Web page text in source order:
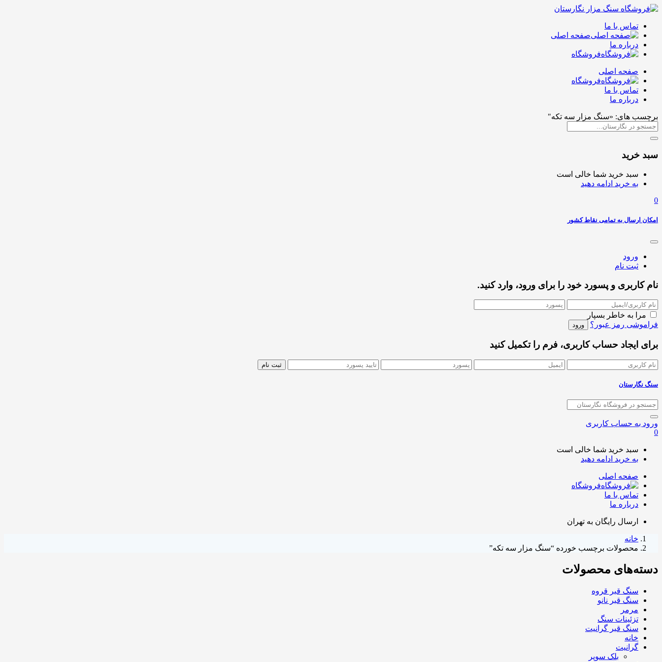
تماس با ما
صفحه اصلی
درباره ما
فروشگاه
صفحه اصلی
فروشگاه
تماس با ما
درباره ما
برچسب های: «سنگ مزار سه تکه"
سبد خرید
سبد خرید شما خالی است
به خرید ادامه دهید
0
امکان ارسال به تمامی نقاط کشور
ورود
ثبت نام
نام کاربری و پسورد خود را برای ورود، وارد کنید.
مرا به خاطر بسپار
فراموشی رمز عبور؟
برای ایجاد حساب کاربری، فرم را تکمیل کنید
سنگ نگارستان
ورود به حساب کاربری
0
سبد خرید شما خالی است
به خرید ادامه دهید
صفحه اصلی
فروشگاه
تماس با ما
درباره ما
ارسال رایگان به تهران
خانه
محصولات برچسب خورده “سنگ مزار سه تکه”
دسته‌های محصولات
سنگ قبر قروه
سنگ قبر نانو
مرمر
تزئینات سنگ
سنگ قبر گرانیت
خانه
گرانیت
بلک سوپر